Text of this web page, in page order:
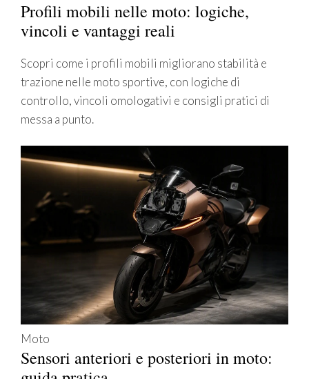
Profili mobili nelle moto: logiche,
vincoli e vantaggi reali
Scopri come i profili mobili migliorano stabilità e
trazione nelle moto sportive, con logiche di
controllo, vincoli omologativi e consigli pratici di
messa a punto.
Moto
Sensori anteriori e posteriori in moto: